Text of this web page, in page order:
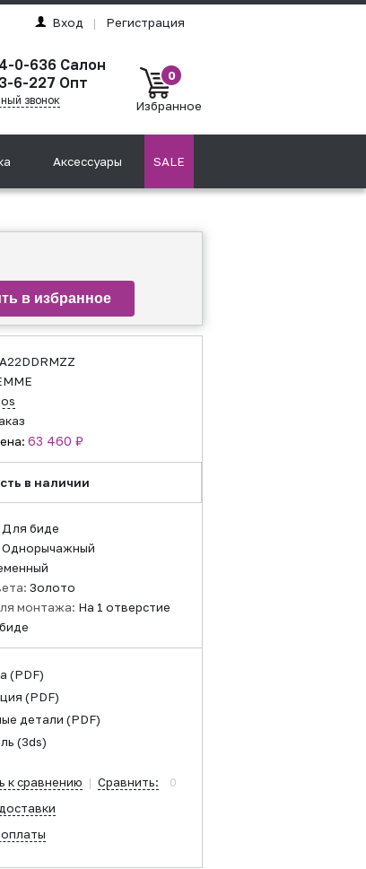
Вход | Регистрация
0-636 Салон
6-227 Опт
звонок
0
Избранное
Аксессуары SALE
63 460 ₽
в наличии
Для биде
Однорычажный
Золото
монтажа: На 1 отверстие
(PDF)
(PDF)
детали (PDF)
(3ds)
к сравнению | Сравнить:
0